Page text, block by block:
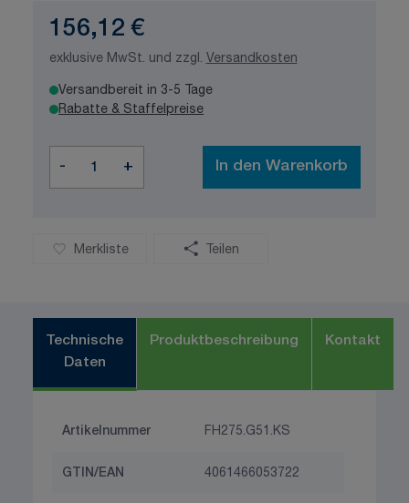
156,12 €
exklusive MwSt. und zzgl. Versandkosten
Versandbereit in 3-5 Tage
Rabatte & Staffelpreise
- + In den Warenkorb
Merkliste Teilen
Technische
Daten
Produktbeschreibung Kontakt
Artikelnummer FH275.G51.KS
GTIN/EAN 4061466053722